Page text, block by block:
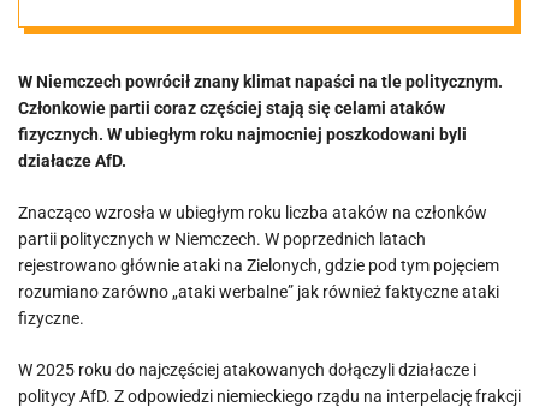
politycznych.
Bezwzględnie
największa
agresja wobec
AfD
W Niemczech powrócił znany klimat napaści na tle politycznym.
Członkowie partii coraz częściej stają się celami ataków
fizycznych. W ubiegłym roku najmocniej poszkodowani byli
działacze AfD.
Znacząco wzrosła w ubiegłym roku liczba ataków na członków
partii politycznych w Niemczech. W poprzednich latach
rejestrowano głównie ataki na Zielonych, gdzie pod tym pojęciem
rozumiano zarówno „ataki werbalne” jak również faktyczne ataki
fizyczne.
W 2025 roku do najczęściej atakowanych dołączyli działacze i
politycy AfD. Z odpowiedzi niemieckiego rządu na interpelację frakcji